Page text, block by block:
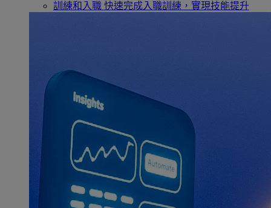
訓練和入職 快速完成入職訓練，實現技能提升